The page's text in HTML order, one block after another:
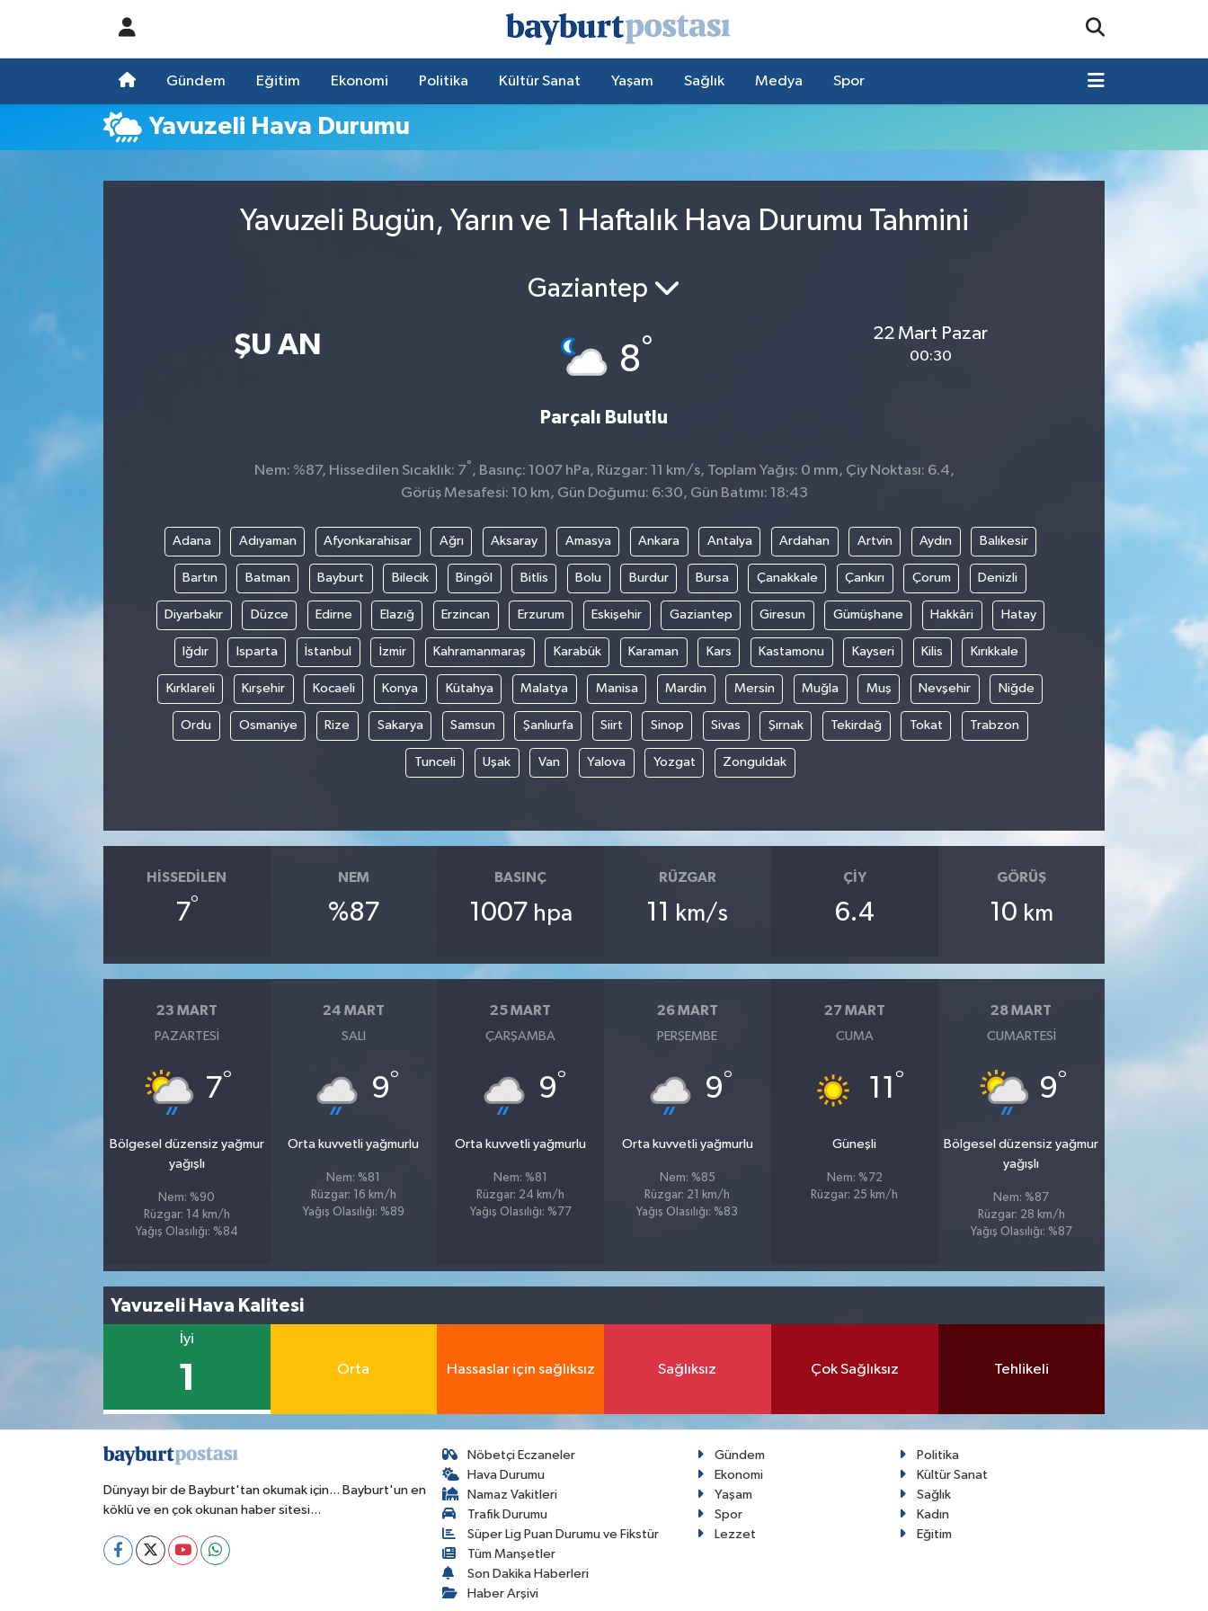
Gündem Eğitim Ekonomi Politika Kültür Sanat Yaşam Sağlık Medya Spor
Yavuzeli Hava Durumu
Yavuzeli Bugün, Yarın ve 1 Haftalık Hava Durumu Tahmini
ŞU AN
Gaziantep
8°
Parçalı Bulutlu
22 Mart Pazar
00:30
Nem: %87, Hissedilen Sıcaklık: 7° , Basınç: 1007 hPa, Rüzgar: 11 km/s, Toplam Yağış: 0 mm, Çiy Noktası: 6.4,
Görüş Mesafesi: 10 km, Gün Doğumu: 6:30, Gün Batımı: 18:43
Adana Adıyaman Afyonkarahisar Ağrı Aksaray Amasya Ankara Antalya Ardahan Artvin Aydın Balıkesir
Bartın Batman Bayburt Bilecik Bingöl Bitlis Bolu Burdur Bursa Çanakkale Çankırı Çorum Denizli
Diyarbakır Düzce Edirne Elazığ Erzincan Erzurum Eskişehir Gaziantep Giresun Gümüşhane Hakkâri Hatay
Iğdır Isparta İstanbul İzmir Kahramanmaraş Karabük Karaman Kars Kastamonu Kayseri Kilis Kırıkkale
Kırklareli Kırşehir Kocaeli Konya Kütahya Malatya Manisa Mardin Mersin Muğla Muş Nevşehir Niğde
Ordu Osmaniye Rize Sakarya Samsun Şanlıurfa Siirt Sinop Sivas Şırnak Tekirdağ Tokat Trabzon
Tunceli Uşak Van Yalova Yozgat Zonguldak
HISSEDILEN
7°
NEM
%87
BASINÇ
1007 hpa
RÜZGAR
11 km/s
ÇIY
6.4
GÖRÜŞ
10 km
23 MART
PAZARTESI
7°
Bölgesel düzensiz yağmur
yağışlı
Nem: %90
Rüzgar: 14 km/h
Yağış Olasılığı: %84
24 MART
SALI
9°
Orta kuvvetli yağmurlu
Nem: %81
Rüzgar: 16 km/h
Yağış Olasılığı: %89
25 MART
ÇARŞAMBA
9°
Orta kuvvetli yağmurlu
Nem: %81
Rüzgar: 24 km/h
Yağış Olasılığı: %77
26 MART
PERŞEMBE
9°
Orta kuvvetli yağmurlu
Nem: %85
Rüzgar: 21 km/h
Yağış Olasılığı: %83
27 MART
CUMA
11 °
Güneşli
Nem: %72
Rüzgar: 25 km/h
28 MART
CUMARTESI
9°
Bölgesel düzensiz yağmur
yağışlı
Nem: %87
Rüzgar: 28 km/h
Yağış Olasılığı: %87
Yavuzeli Hava Kalitesi
İyi
1 Orta Hassaslar için sağlıksız Sağlıksız Çok Sağlıksız Tehlikeli
Dünyayı bir de Bayburt'tan okumak için... Bayburt'un en
köklü ve en çok okunan haber sitesi...
Nöbetçi Eczaneler
Hava Durumu
Namaz Vakitleri
Trafik Durumu
Süper Lig Puan Durumu ve Fikstür
Tüm Manşetler
Son Dakika Haberleri
Haber Arşivi
Gündem
Politika
Ekonomi
Kültür Sanat
Yaşam
Sağlık
Spor
Kadın
Lezzet
Eğitim
Hava Durumu